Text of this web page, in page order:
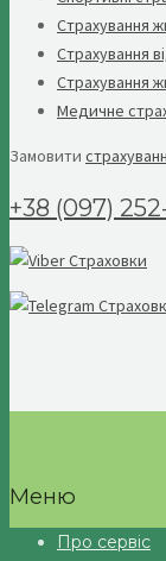
Страхування
Страхування
Страхування
Медичне
Замовити
+38 (097)
Меню
Про сервіс